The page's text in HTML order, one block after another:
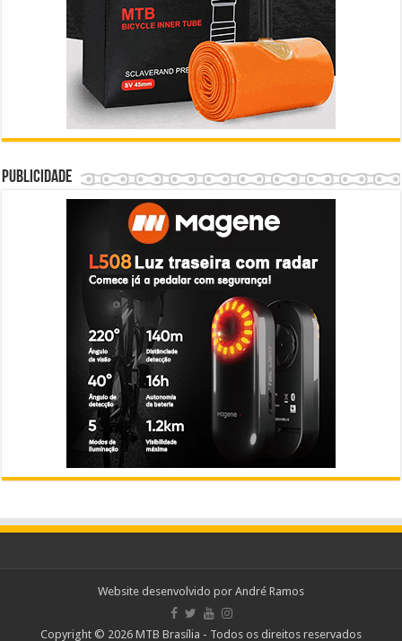
Publicidade
Website desenvolvido por André Ramos
Copyright © 2026 MTB Brasília - Todos os direitos reservados